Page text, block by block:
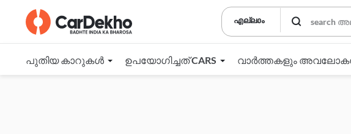
എല്ലാം
പുതിയ കാറുകൾ ഉപയോഗിച്ചത് CARS വാർത്തകളും